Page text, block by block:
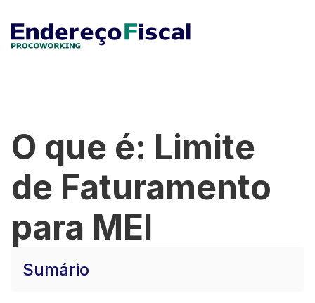
O que é: Limite
de Faturamento
para MEI
Sumário